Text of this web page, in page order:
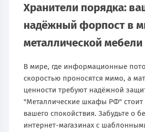
Хранители порядка:
надёжный форпост в
металлической мебели
В мире, где информационные
скоростью проносятся мимо, а
ценности требуют надёжной
"Металлические шкафы РФ" стоит
вашего спокойствия. Забудьте о
интернет-магазинах с